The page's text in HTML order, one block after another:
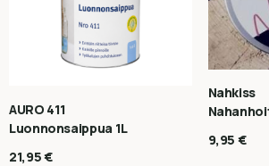
AURO 411
Luonnonsaippua 1L
21,95€
Nahkiss
9,95 €